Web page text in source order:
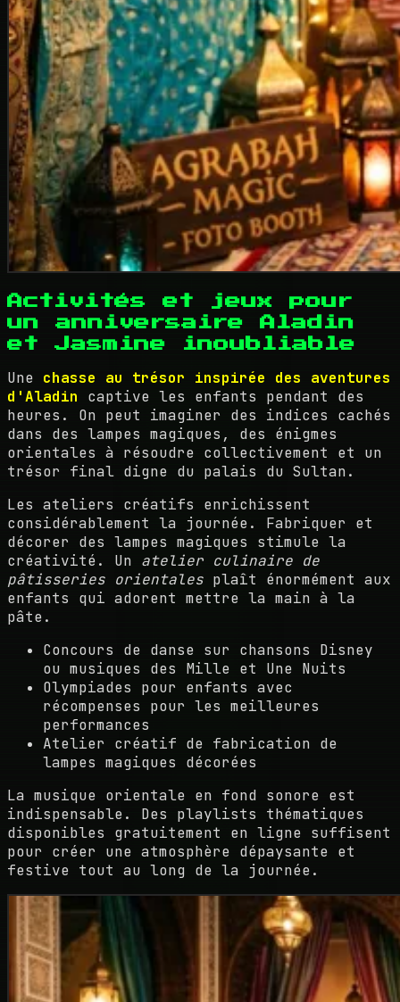
Activités et jeux pour
un anniversaire Aladin
et Jasmine inoubliable
Une chasse au trésor inspirée des aventures
d'Aladin captive les enfants pendant des
heures. On peut imaginer des indices cachés
dans des lampes magiques, des énigmes
orientales à résoudre collectivement et un
trésor final digne du palais du Sultan.
Les ateliers créatifs enrichissent
considérablement la journée. Fabriquer et
décorer des lampes magiques stimule la
créativité. Un atelier culinaire de
pâtisseries orientales plaît énormément aux
enfants qui adorent mettre la main à la
pâte.
Concours de danse sur chansons Disney
ou musiques des Mille et Une Nuits
Olympiades pour enfants avec
récompenses pour les meilleures
performances
Atelier créatif de fabrication de
lampes magiques décorées
La musique orientale en fond sonore est
indispensable. Des playlists thématiques
disponibles gratuitement en ligne suffisent
pour créer une atmosphère dépaysante et
festive tout au long de la journée.